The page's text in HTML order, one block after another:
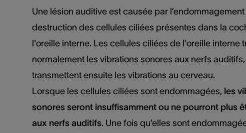
Une lésion auditive est causée par l’endommagement
destruction des cellules ciliées présentes dans la
l'oreille interne. Les cellules ciliées de l'oreille interne
normalement les vibrations sonores aux nerfs
transmettent ensuite les vibrations au cerveau.
Lorsque les cellules ciliées sont endommagées, les
sonores seront insuffisamment ou ne pourront plus
aux nerfs auditifs. Une fois qu’elles sont